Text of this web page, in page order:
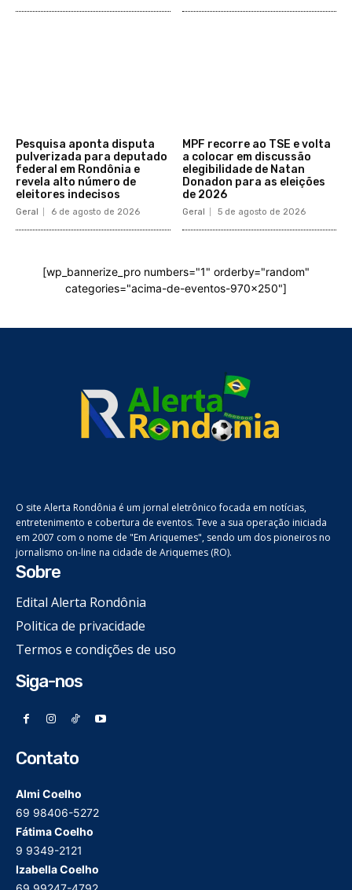
Pesquisa aponta disputa
pulverizada para deputado
federal em Rondônia e
revela alto número de
eleitores indecisos
Geral 6 de agosto de 2026
MPF recorre ao TSE e volta
a colocar em discussão
elegibilidade de Natan
Donadon para as eleições
de 2026
Geral 5 de agosto de 2026
[wp_bannerize_pro numbers="1" orderby="random"
categories="acima-de-eventos-970x250"]
O site Alerta Rondônia é um jornal eletrônico focada em notícias,
entretenimento e cobertura de eventos. Teve a sua operação iniciada
em 2007 com o nome de "Em Ariquemes", sendo um dos pioneiros no
jornalismo on-line na cidade de Ariquemes (RO).
Sobre
Edital Alerta Rondônia
Politica de privacidade
Termos e condições de uso
Siga-nos
Contato
Almi Coelho
69 98406-5272
Fátima Coelho
9 9349-2121
Izabella Coelho